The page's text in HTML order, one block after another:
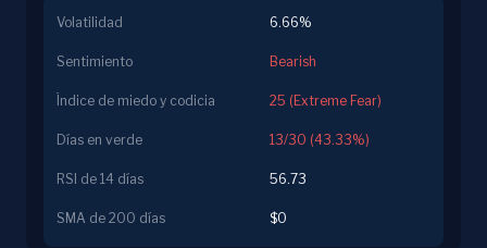
Volatilidad 6.66%
Sentimiento Bearish
Índice de miedo y codicia 25 (Extreme Fear)
Días en verde 13/30 (43.33%)
RSI de 14 días 56.73
SMA de 200 días $0